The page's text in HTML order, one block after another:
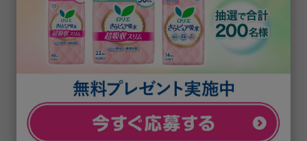
尿もれの相談先は、泌尿器科やウロギネ外